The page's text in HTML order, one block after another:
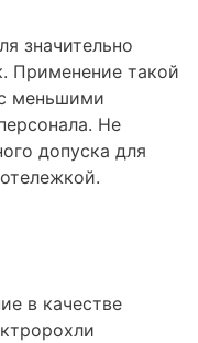
значительно
Применение такой
меньшими
Не
допуска для
в качестве